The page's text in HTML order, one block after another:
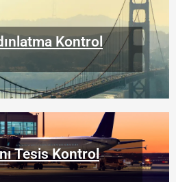
Kontrol
Tesis Kontrol